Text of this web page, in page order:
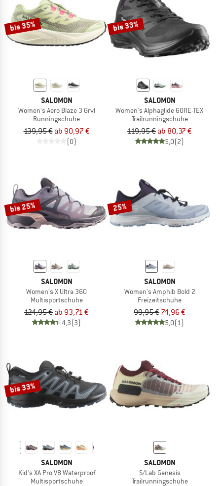
bis 35%
SALOMON
Women's Aero Blaze 3 Grvl
Runningschuhe
139,95 € ab 90,97 €
(0)
bis 33%
SALOMON
Women's Alphaglide GORE-TEX
Trailrunningschuhe
119,95 € ab 80,37 €
5,0(2)
bis 25%
SALOMON
Women's X Ultra 360
Multisportschuhe
124,95 € ab 93,71 €
4,3(3)
25%
SALOMON
Women's Amphib Bold 2
Freizeitschuhe
99,95 € 74,96 €
5,0(1)
bis 33%
SALOMON
Kid's XA Pro V8 Waterproof
Multisportschuhe
SALOMON
S/Lab Genesis
Trailrunningschuhe